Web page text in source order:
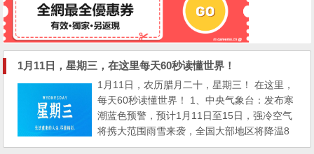
查找； 4、深圳：春节期间对完成投递的邮件
快件给予每单1元补贴，各区有同类政策的，
1月11日，星期三，在这里每天60秒读懂世界！
1月11日，农历腊月二十，星期三！ 在这里，
每天60秒读懂世界！ 1、中央气象台：发布寒
潮蓝色预警，预计1月11日至15日，强冷空气
将携大范围雨雪来袭，全国大部地区将降温8
至12℃； 2、央行：去年人民币存款增加26.2